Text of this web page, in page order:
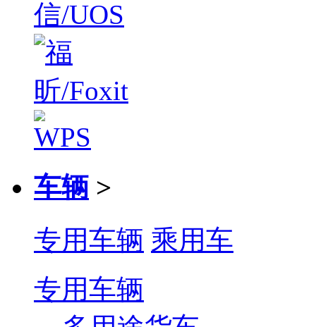
车辆 >
专用车辆 乘用车
专用车辆